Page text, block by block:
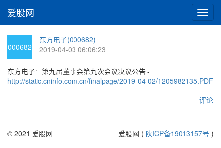
切
换
爱股网
000682
东方电子(000682)
2019-04-03 06:06:23
东方电子：第九届董事会第九次会议决议公告 -
http://static.cninfo.com.cn/finalpage/2019-04-02/1205982135.PDF
评论
© 2021 爱股网 爱股网 ( 陕ICP备19013157号 )